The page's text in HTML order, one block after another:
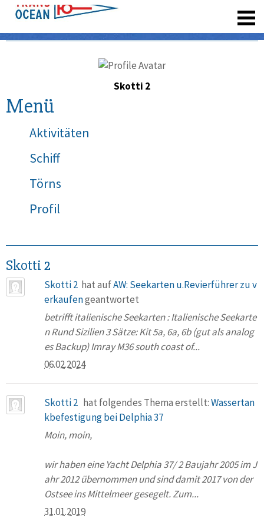
Skotti 2
Menü
Aktivitäten
Schiff
Törns
Profil
Skotti 2
Skotti 2 hat aufAW: Seekarten u.Revierführer zu v
erkaufengeantwortet
betrifft italienische Seekarten : Italienische Seekarte
n Rund Sizilien 3 Sätze: Kit 5a, 6a, 6b (gut als analog
es Backup) Imray M36 south coast of...
06.02.2024
Skotti 2 hat folgendes Thema erstellt:Wassertan
kbefestigung bei Delphia 37
Moin, moin,
wir haben eine Yacht Delphia 37/ 2 Baujahr 2005 im J
ahr 2012 übernommen und sind damit 2017 von der
Ostsee ins Mittelmeer gesegelt. Zum...
31.01.2019